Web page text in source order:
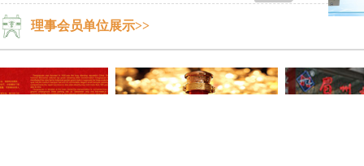
理事会员单位展示>>